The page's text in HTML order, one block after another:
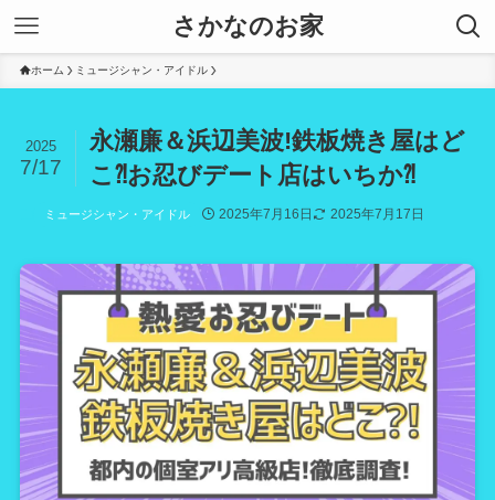
さかなのお家
ホーム ミュージシャン・アイドル
永瀬廉＆浜辺美波!鉄板焼き屋はど
こ⁈お忍びデート店はいちか⁈
2025
7/17
ミュージシャン・アイドル 2025年7月16日 2025年7月17日